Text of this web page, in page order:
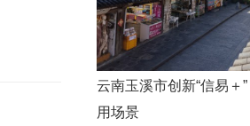
云南玉溪市创新“信易＋
用场景